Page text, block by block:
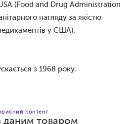
(Food and Drug Administration
нагляду за якістю
у США).
з 1968 року.
Додати в кошик
контент
даним товаром